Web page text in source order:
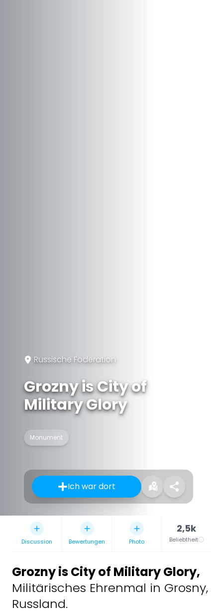
Russische Föderation
Grozny is City of
Military Glory
Monument
Ich war dort
Discussion Bewertungen Photo
2,5k
Beliebtheit
Grozny is City of Military Glory,
Militärisches Ehrenmal in Grosny,
Russland.